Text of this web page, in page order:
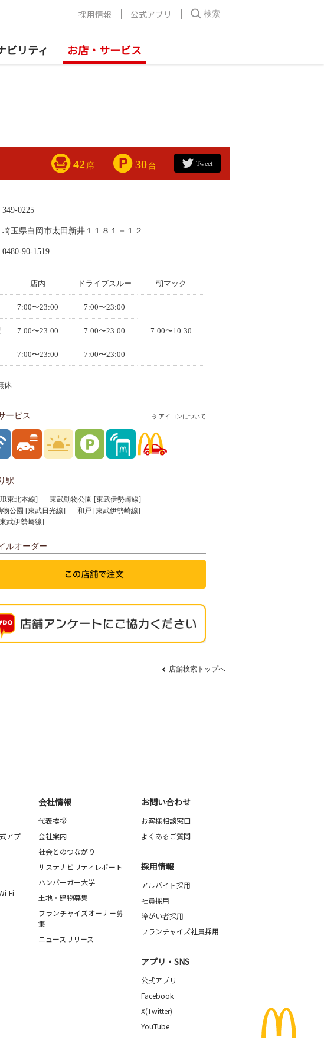
ビリティ お店・サービス
採用情報 公式アプリ 検索
42 席 30 台 Tweet
349-0225
埼玉県白岡市太田新井１１８１－１２
0480-90-1519
店内 ドライブスルー 朝マック
7:00〜23:00 7:00〜23:00
7:00〜10:30
7:00〜23:00 7:00〜23:00
7:00〜23:00 7:00〜23:00
休
アイコンについて
ービス
駅
東北本線]
東武動物公園 [東武伊勢崎線]
物公園 [東武日光線]
和戸 [東武伊勢崎線]
武伊勢崎線]
ルオーダー
店舗検索トップへ
アプ
Fi
会社情報
代表挨拶
会社案内
社会とのつながり
サステナビリティレポート
ハンバーガー大学
土地・建物募集
フランチャイズオーナー募
集
ニュースリリース
お問い合わせ
お客様相談窓口
よくあるご質問
採用情報
アルバイト採用
社員採用
障がい者採用
フランチャイズ社員採用
アプリ・SNS
公式アプリ
Facebook
X(Twitter)
YouTube